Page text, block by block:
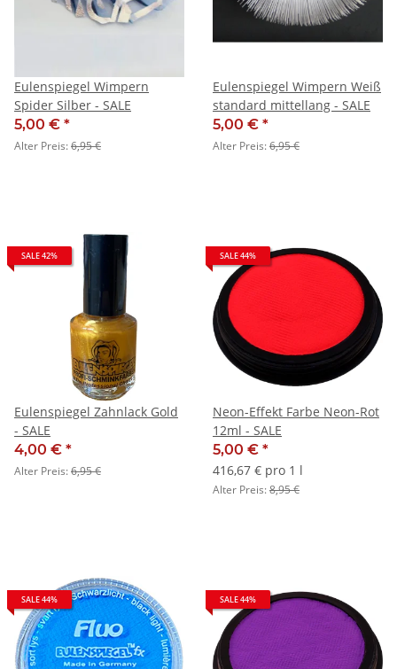
Eulenspiegel Wimpern
Spider Silber - SALE
5,00 € *
Alter Preis:6,95 €
Eulenspiegel Wimpern Weiß
standard mittellang - SALE
5,00 € *
Alter Preis:6,95 €
SALE 42%
Eulenspiegel Zahnlack Gold
- SALE
4,00 € *
Alter Preis:6,95 €
SALE 44%
Neon-Effekt Farbe Neon-Rot
12ml - SALE
5,00 € *
416,67 € pro 1 l
Alter Preis:8,95 €
SALE 44% SALE 44%